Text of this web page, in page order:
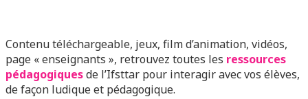
Contenu téléchargeable, jeux, film d’animation, vidéos,
page « enseignants », retrouvez toutes les ressources
pédagogiquesde l’Ifsttar pour interagir avec vos élèves,
de façon ludique et pédagogique.